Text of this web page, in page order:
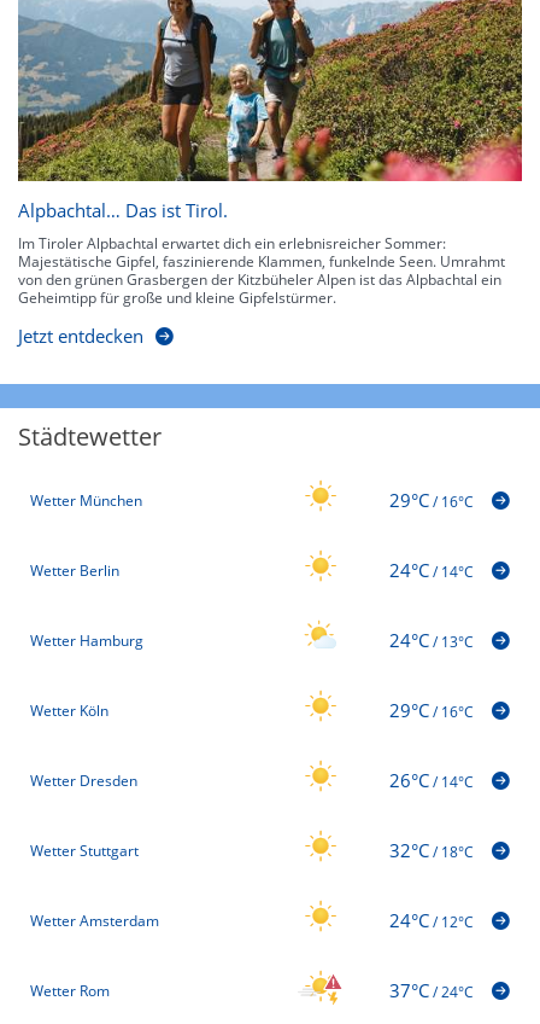
Alpbachtal… Das ist Tirol.
Im Tiroler Alpbachtal erwartet dich ein erlebnisreicher Sommer:
Majestätische Gipfel, faszinierende Klammen, funkelnde Seen. Umrahmt
von den grünen Grasbergen der Kitzbüheler Alpen ist das Alpbachtal ein
Geheimtipp für große und kleine Gipfelstürmer.
Jetzt entdecken
Städtewetter
Wetter München 29°C/16°C
Wetter Berlin 24°C/14°C
Wetter Hamburg 24°C/13°C
Wetter Köln 29°C/16°C
Wetter Dresden 26°C/14°C
Wetter Stuttgart 32°C/18°C
Wetter Amsterdam 24°C/12°C
Wetter Rom 37°C/24°C